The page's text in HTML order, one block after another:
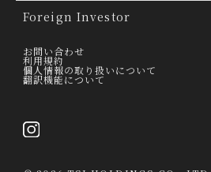
会社沿革
グループ会社
経営理念
採用情報
IR情報
IR トピックス
IRライブラリー
Foreign Investor
お問い合わせ
利用規約
個人情報の取り扱いについて
翻訳機能について